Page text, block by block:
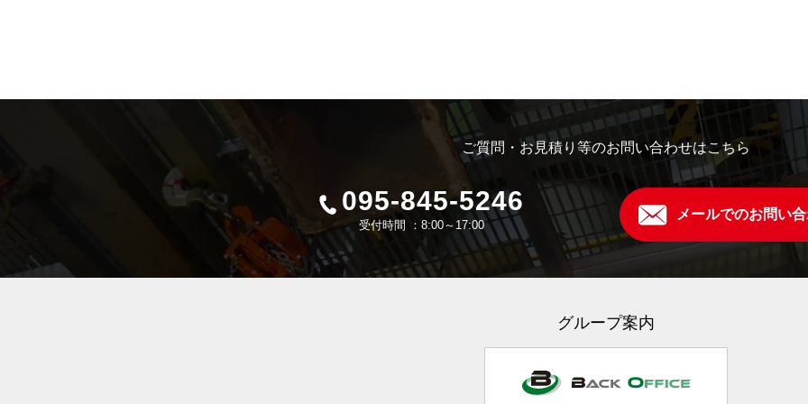
ご質問・お見積り等のお問い合わせはこちら
095-845-5246
受付時間 ：8:00～17:00
メールでのお問い
グループ案内